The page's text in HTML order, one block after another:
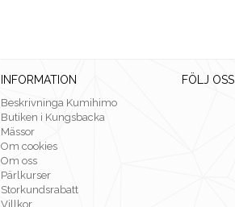
INFORMATION
Beskrivninga Kumihimo
Butiken i Kungsbacka
Mässor
Om cookies
Om oss
Pärlkurser
Storkundsrabatt
Villkor
FÖLJ OSS